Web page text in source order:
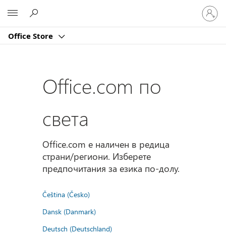
Office Store
Влезте
във
вашия
Office.com по
света
Office.com е наличен в редица
страни/региони. Изберете
предпочитания за езика по-долу.
Čeština (Česko)
Dansk (Danmark)
Deutsch (Deutschland)